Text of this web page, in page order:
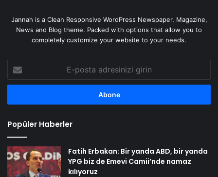
Jannah is a Clean Responsive WordPress Newspaper, Magazine,
News and Blog theme. Packed with options that allow you to
completely customize your website to your needs.
posta
adresinizi
Popüler Haberler
Fatih Erbakan: Bir yanda ABD, bir yanda
YPG biz de Emevi Camii’nde namaz
kılıyoruz